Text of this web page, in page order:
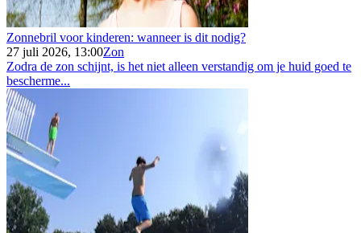
Zonnebril voor kinderen: wanneer is dit nodig?
27 juli 2026, 13:00Zon
Zodra de zon schijnt, is het niet alleen verstandig om je huid goed te
bescherme...